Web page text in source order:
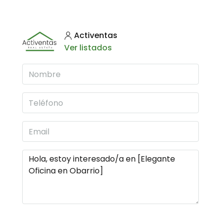
Activentas
Ver listados